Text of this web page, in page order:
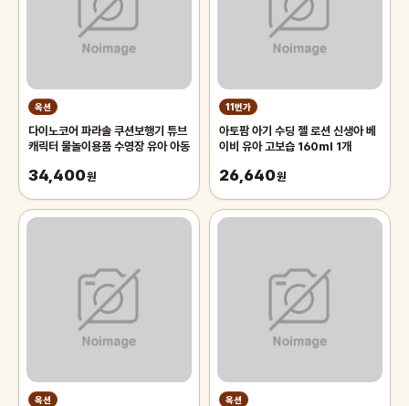
옥션
다이노코어 파라솔 쿠션보행기 튜브
캐릭터 물놀이용품 수영장 유아 아동
34,400원
11번가
아토팜 아기 수딩 젤 로션 신생아 베
이비 유아 고보습 160ml 1개
26,640원
옥션 옥션